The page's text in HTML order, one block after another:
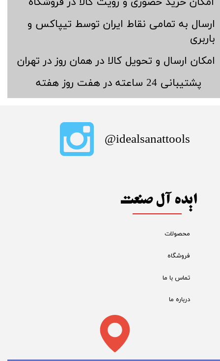
​ارسال به تمامی نقاط ایران توسط تیپاکس و
باربری
​امکان ارسال و تحویل کالا در همان روز در تهران
​پشتیبانی 24 ساعته در هفت روز هفته
ایده آل صنعت
محصولات
فروشگاه
تماس با ما
درباره ما
​idealsanattools@